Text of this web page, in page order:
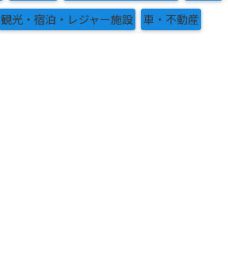
観光・宿泊・レジャー施設 車・不動産